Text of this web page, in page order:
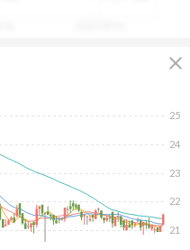
close
21
22
23
24
25